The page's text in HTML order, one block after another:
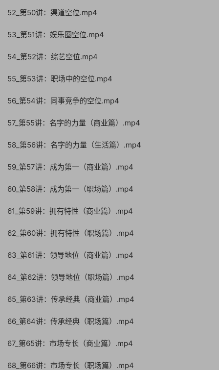
52_第50讲：渠道空位.mp4
53_第51讲：娱乐圈空位.mp4
54_第52讲：综艺空位.mp4
55_第53讲：职场中的空位.mp4
56_第54讲：同事竞争的空位.mp4
57_第55讲：名字的力量（商业篇）.mp4
58_第56讲：名字的力量（生活篇）.mp4
59_第57讲：成为第一（商业篇）.mp4
60_第58讲：成为第一（职场篇）.mp4
61_第59讲：拥有特性（商业篇）.mp4
62_第60讲：拥有特性（职场篇）.mp4
63_第61讲：领导地位（商业篇）.mp4
64_第62讲：领导地位（职场篇）.mp4
65_第63讲：传承经典（商业篇）.mp4
66_第64讲：传承经典（职场篇）.mp4
67_第65讲：市场专长（商业篇）.mp4
68_第66讲：市场专长（职场篇）.mp4